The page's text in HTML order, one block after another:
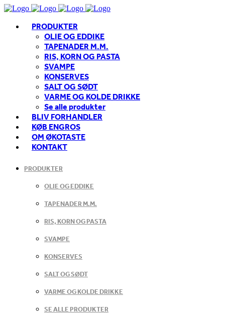
PRODUKTER
OLIE OG EDDIKE
TAPENADER M.M.
RIS, KORN OG PASTA
SVAMPE
KONSERVES
SALT OG SØDT
VARME OG KOLDE DRIKKE
Se alle produkter
BLIV FORHANDLER
KØB ENGROS
OM ØKOTASTE
KONTAKT
PRODUKTER
OLIE OG EDDIKE
TAPENADER M.M.
RIS, KORN OG PASTA
SVAMPE
KONSERVES
SALT OG SØDT
VARME OG KOLDE DRIKKE
SE ALLE PRODUKTER